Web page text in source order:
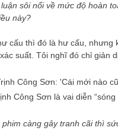
sôi nổi về mức độ hoàn
này?
cấu thì đó là hư cấu,
suất. Tôi nghĩ đó chỉ giản
Công Sơn là vai diễn
càng gây tranh cãi thì